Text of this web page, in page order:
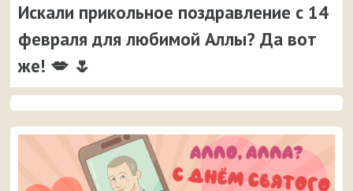
Искали прикольное поздравление с 14
февраля для любимой Аллы? Да вот
же! 💋 🌷